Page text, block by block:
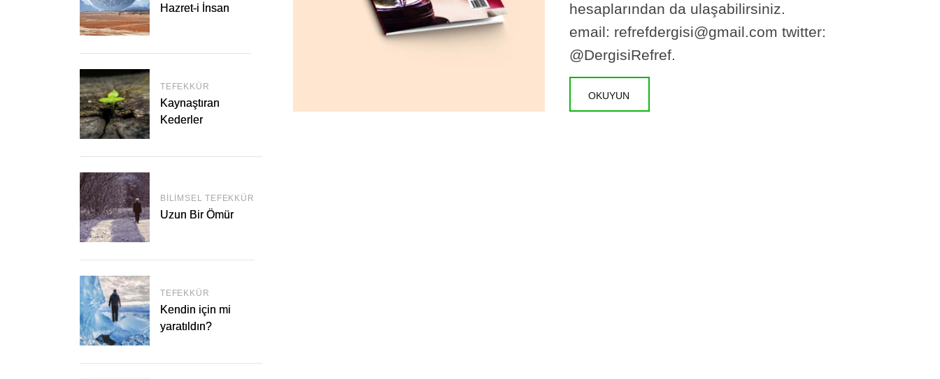
Hazret-i İnsan
TEFEKKÜR
Kaynaştıran
Kederler
BILIMSEL TEFEKKÜR
Uzun Bir Ömür
TEFEKKÜR
Kendin için mi
yaratıldın?
hesaplarından da ulaşabilirsiniz.
email: refrefdergisi@gmail.com twitter:
@DergisiRefref.
OKUYUN